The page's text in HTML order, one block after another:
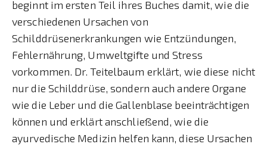
beginnt im ersten Teil ihres Buches damit, wie die
verschiedenen Ursachen von
Schilddrüsenerkrankungen wie Entzündungen,
Fehlernährung, Umweltgifte und Stress
vorkommen. Dr. Teitelbaum erklärt, wie diese nicht
nur die Schilddrüse, sondern auch andere Organe
wie die Leber und die Gallenblase beeinträchtigen
können und erklärt anschließend, wie die
ayurvedische Medizin helfen kann, diese Ursachen